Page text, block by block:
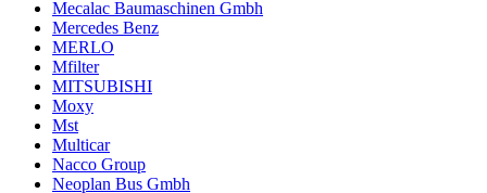
Mecalac Baumaschinen Gmbh
Mercedes Benz
MERLO
Mfilter
MITSUBISHI
Moxy
Mst
Multicar
Nacco Group
Neoplan Bus Gmbh